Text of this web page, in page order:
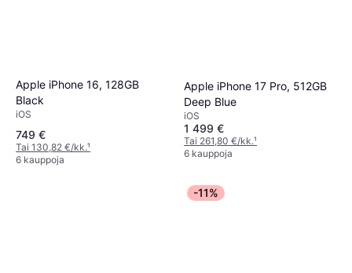
Apple iPhone 16, 128GB
Black
iOS
749 €
Tai 130,82 €/kk.¹
6 kauppoja
Apple iPhone 17 Pro, 512GB
Deep Blue
iOS
1 499 €
Tai 261,80 €/kk.¹
6 kauppoja
-11%